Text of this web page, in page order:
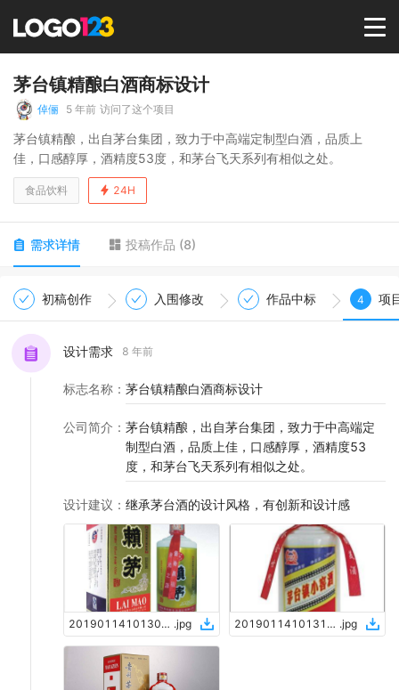
首页
选择套餐→
商标版权
LOGO
茅台镇精酿白酒商标设计
倬俪 5 年前 访问了这个项目
茅台镇精酿，出自茅台集团，致力于中高端定制型白酒，品质上
佳，口感醇厚，酒精度53度，和茅台飞天系列有相似之处。
食品饮料 24H
需求详情 投稿作品 (8)
初稿创作 入围修改 作品中标 4 项
设计需求 8 年前
标志名称 ： 茅台镇精酿白酒商标设计
公司简介 ： 茅台镇精酿，出自茅台集团，致力于中高端定
制型白酒，品质上佳，口感醇厚，酒精度53
度，和茅台飞天系列有相似之处。
设计建议 ： 继承茅台酒的设计风格，有创新和设计感
2019011410130435414335 .jpg 2019011410131235414335 .jpg